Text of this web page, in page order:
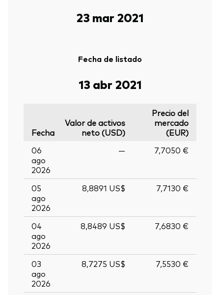
23 mar 2021
Fecha de listado
13 abr 2021
Fecha
Valor de activos
neto (USD)
Precio del
mercado
(EUR)
06
ago
2026
— 7,7050 €
05
ago
2026
8,8891 US$ 7,7130 €
04
ago
2026
8,8489 US$ 7,6830 €
03
ago
2026
8,7275 US$ 7,5530 €